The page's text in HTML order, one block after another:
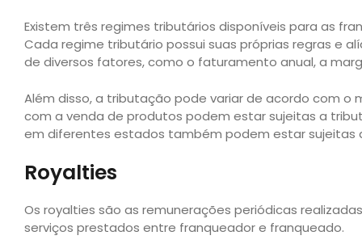
Existem três regimes tributários disponíveis para as
Cada regime tributário possui suas próprias regras e
de diversos fatores, como o faturamento anual, a
Além disso, a tributação pode variar de acordo com o
com a venda de produtos podem estar sujeitas a
em diferentes estados também podem estar sujeitas
Royalties
Os royalties são as remunerações periódicas
serviços prestados entre franqueador e franqueado.